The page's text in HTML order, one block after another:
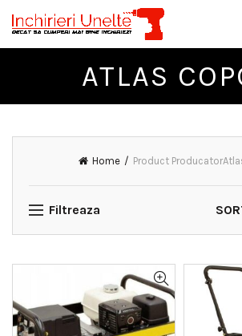
ATLAS
Home Product Producator
Filtreaza